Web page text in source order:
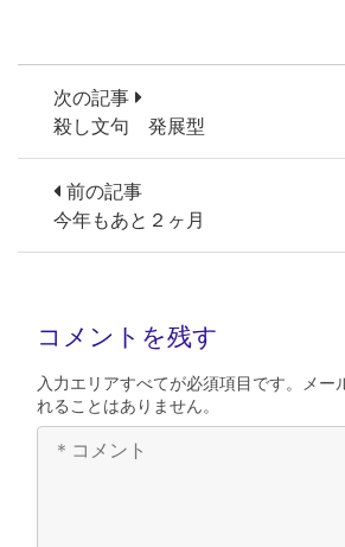
次の記事
殺し文句 発展型
前の記事
今年もあと２ヶ月
コメントを残す
入力エリアすべてが必須項目です。メー
れることはありません。